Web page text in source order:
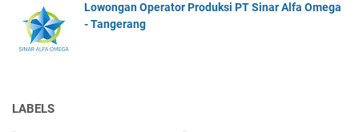
Lowongan Operator Produksi PT Sinar Alfa Omega
- Tangerang
LABELS